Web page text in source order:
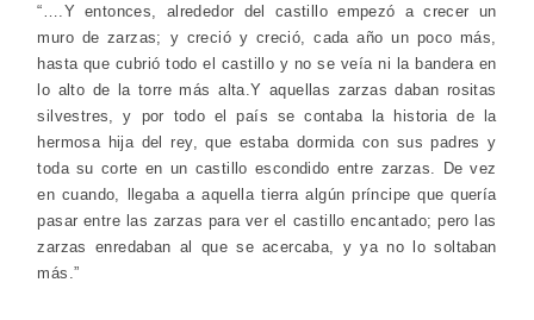
“….Y entonces, alrededor del castillo empezó a crecer un
muro de zarzas; y creció y creció, cada año un poco más,
hasta que cubrió todo el castillo y no se veía ni la bandera en
lo alto de la torre más alta.Y aquellas zarzas daban rositas
silvestres, y por todo el país se contaba la historia de la
hermosa hija del rey, que estaba dormida con sus padres y
toda su corte en un castillo escondido entre zarzas. De vez
en cuando, llegaba a aquella tierra algún príncipe que quería
pasar entre las zarzas para ver el castillo encantado; pero las
zarzas enredaban al que se acercaba, y ya no lo soltaban
más.”